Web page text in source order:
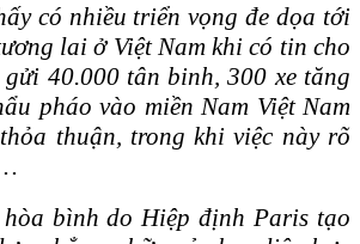
có nhiều triển vọng đe dọa tới
lai ở Việt Nam khi có tin cho
40.000 tân binh, 300 xe tăng
pháo vào miền Nam Việt Nam
thuận, trong khi việc này rõ
bình do Hiệp định Paris tạo